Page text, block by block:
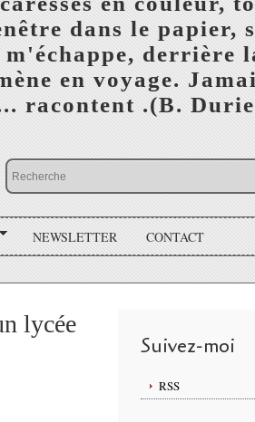
dans le papier,
derrière
en voyage.
racontent .(B.
NEWSLETTER CONTACT
lycée
Suivez-moi
RSS